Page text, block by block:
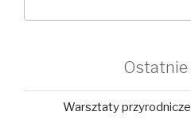
Ostatnie
Warsztaty